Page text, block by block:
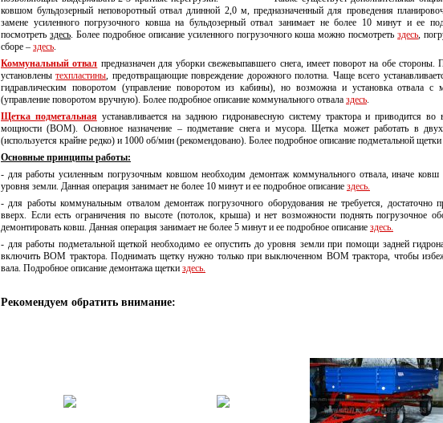
ковшом бульдозерный неповоротный отвал длинной 2,0 м, предназначенный для проведения
замене усиленного погрузочного ковша на бульдозерный отвал занимает не более 10 минут и ее
посмотреть здесь. Более подробное описание усиленного погрузочного коша можно посмотретьздесь,
сборе – здесь.
Коммунальный отвал предназначен для уборки свежевыпавшего снега, имеет поворот на обе
установленытехпластины, предотвращающие повреждение дорожного полотна. Чаще всего
гидравлическим поворотом (управление поворотом из кабины), но возможна и установка отвала с
(управление поворотом вручную). Более подробное описание коммунального отвала здесь.
Щетка подметальная устанавливается на заднюю гидронавесную систему трактора и приводится во
мощности (ВОМ). Основное назначение – подметание снега и мусора. Щетка может работать в
(используется крайне редко) и 1000 об/мин (рекомендовано). Более подробное описание подметальной щетки
Основные принципы работы:
- для работы усиленным погрузочным ковшом необходим демонтаж коммунального отвала, иначе ковш
уровня земли. Данная операция занимает не более 10 минут и ее подробное описание здесь.
- для работы коммунальным отвалом демонтаж погрузочного оборудования не требуется, достаточно
вверх. Если есть ограничения по высоте (потолок, крыша) и нет возможности поднять погрузочное
демонтировать ковш. Данная операция занимает не более 5 минут и ее подробное описание здесь.
- для работы подметальной щеткой необходимо ее опустить до уровня земли при помощи задней
включить ВОМ трактора. Поднимать щетку нужно только при выключенном ВОМ трактора, чтобы
вала. Подробное описание демонтажа щетки здесь.
Рекомендуем обратить внимание: